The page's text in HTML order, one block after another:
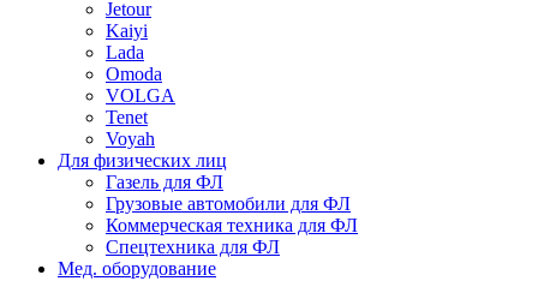
Jetour
Kaiyi
Lada
Omoda
VOLGA
Tenet
Voyah
Для физических лиц
Газель для ФЛ
Грузовые автомобили для ФЛ
Коммерческая техника для ФЛ
Спецтехника для ФЛ
Мед. оборудование